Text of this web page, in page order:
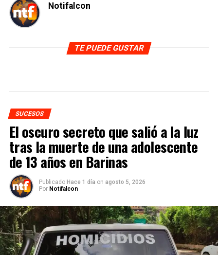
Notifalcon
TE PUEDE GUSTAR
SUCESOS
El oscuro secreto que salió a la luz
tras la muerte de una adolescente
de 13 años en Barinas
Publicado Hace 1 día on agosto 5, 2026
Por Notifalcon